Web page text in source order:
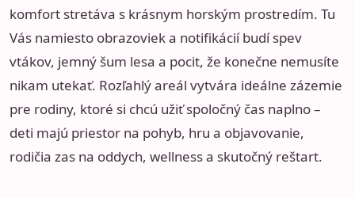
komfort stretáva s krásnym horským prostredím. Tu
Vás namiesto obrazoviek a notifikácií budí spev
vtákov, jemný šum lesa a pocit, že konečne nemusíte
nikam utekať. Rozľahlý areál vytvára ideálne zázemie
pre rodiny, ktoré si chcú užiť spoločný čas naplno –
deti majú priestor na pohyb, hru a objavovanie,
rodičia zas na oddych, wellness a skutočný reštart.